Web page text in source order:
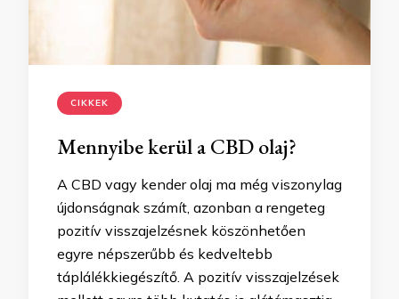
CIKKEK
Mennyibe kerül a CBD olaj?
A CBD vagy kender olaj ma még viszonylag
újdonságnak számít, azonban a rengeteg
pozitív visszajelzésnek köszönhetően
egyre népszerűbb és kedveltebb
táplálékkiegészítő. A pozitív visszajelzések